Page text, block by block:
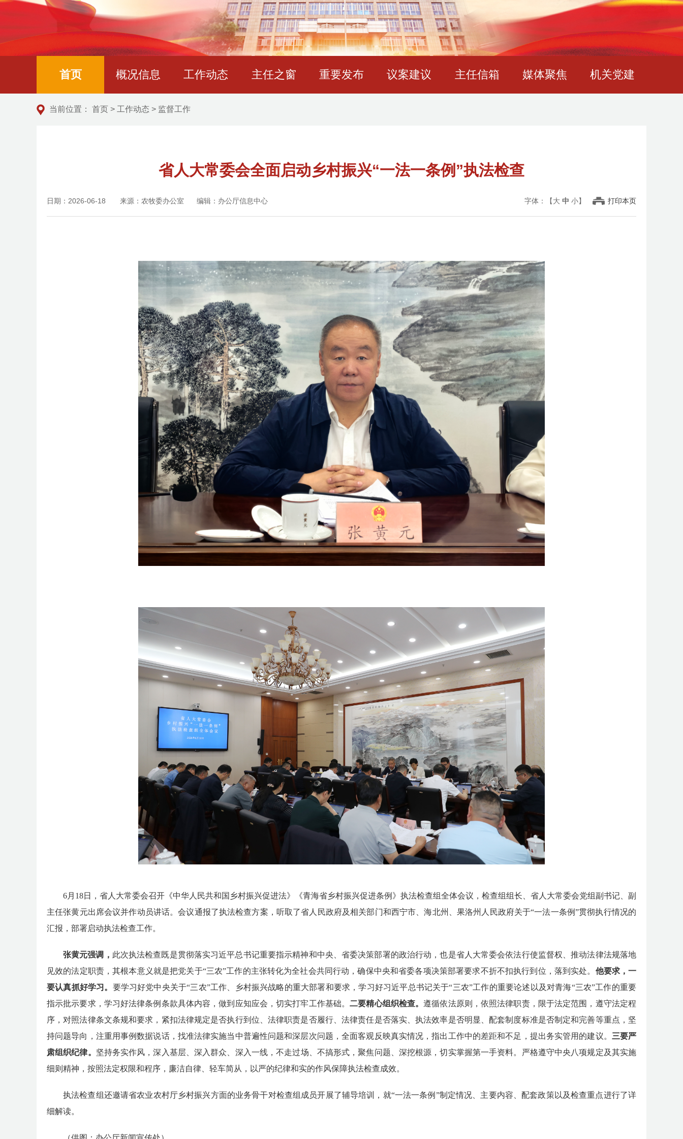
首页 概况信息 工作动态 主任之窗 重要发布 议案建议 主任信箱 媒体聚焦 机关党建
当前位置： 首页 > 工作动态 > 监督工作
‌省人大常委会全面启动乡村振兴“一法一条例”执法检查
日期：2026-06-18 来源：农牧委办公室 编辑：办公厅信息中心 字体：【大 中 小】 打印本页
6月 18日， 省人大常委会召开 《中华人民共和国乡村振兴促进法》《青海省乡村振兴促进条例》 执法检查组全体会议，检查组组长 、省人大常委会党组副书记、 副
主任张黄元出席会议并作动员讲话。会议通报了执法检查方案，听取了省人民政府及相关部门和西宁市、海北州、果洛州人民政府关于“一法一条例”贯彻执行情况的
汇报，部署启动执法检查工作。
张黄元强调 ， 此次执法检查既是贯彻落实习近平总书记重要指示精神和中央、省委决策部署的政治行动 ，也是省人大常委会依法行使监督权、推动法律法规落地
见效的法定职责，其根本意义就是把党关于“三农”工作的主张转化为全社会共同行动，确保中央和省委各项决策部署要求不折不扣执行到位，落到实处。 他要求，一
要认真抓好学习。 要学习好党中央关于“三农”工作、乡村振兴战略的重大部署和要求，学习好习近平总书记关于“三农”工作的重要论述 以及对青海“三农”工作的重要
指示批示要求，学习好法律条例条款具体内容，做到应知应会，切实打牢工作基础。二要精心组织检查。遵循依法原则，依照法律职责，限于法定范围，遵守法定程
序，对照法律条文条规和要求，紧扣法律规定是否执行到位、法律职责是否履行、法律责任是否落实、执法效率是否明显、配套制度标准是否制定和完善等重点， 坚
持问题导向，注重用事例数据说话，找准法律实施当中普遍性问题和深层次问题，全面客观反映真实情况，指出工作中的差距和不足，提出务实管用的建议。 三要严
肃组织纪律。 坚持务实作风，深入基层、深入群众、深入一线，不走过场、不搞形式，聚焦问题、深挖根源，切实掌握第一手资料。 严格遵守中央八项规定及其实施
细则精神，按照法定权限和程序， 廉洁自律、轻车简从，以严的纪律和实的作风保障执法检查成效。
执法检查组还邀请省农业农村厅乡村振兴方面的业务骨干对检查组成员开展了辅导培训，就“一法一条例”制定情况、主要内容、配套政策以及检查重点进行了详
细解读。